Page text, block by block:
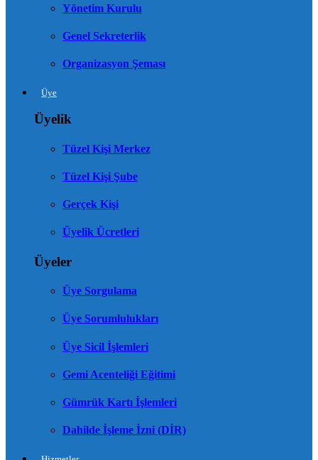
Yönetim Kurulu
Genel Sekreterlik
Organizasyon Şeması
Üye
Üyelik
Tüzel Kişi Merkez
Tüzel Kişi Şube
Gerçek Kişi
Üyelik Ücretleri
Üyeler
Üye Sorgulama
Üye Sorumlulukları
Üye Sicil İşlemleri
Gemi Acenteliği Eğitimi
Gümrük Kartı İşlemleri
Dahilde İşleme İzni (DİR)